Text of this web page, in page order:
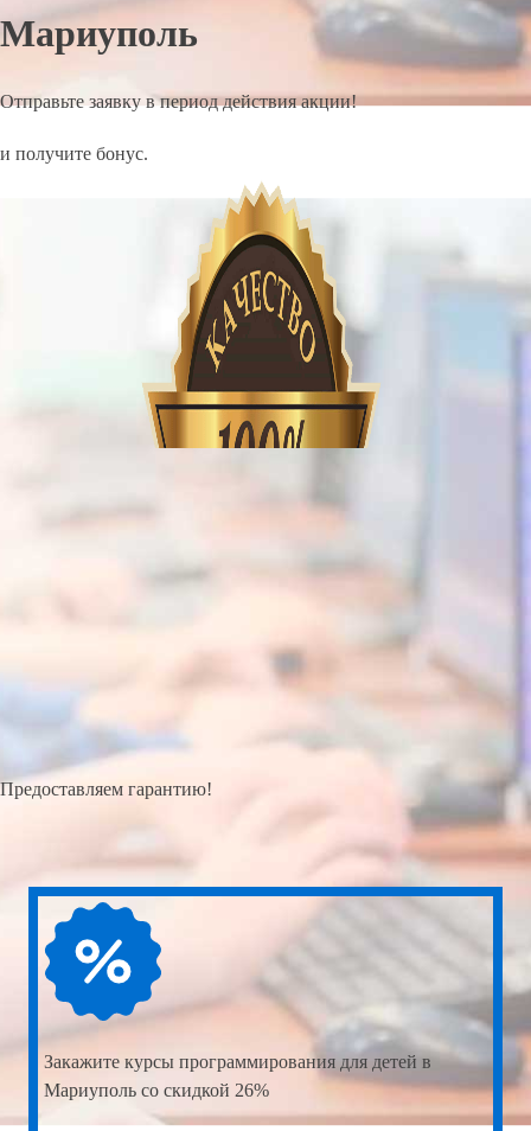
Мариуполь
Отправьте заявку в период действия акции!
и получите бонус.
Предоставляем гарантию!
Закажите курсы программирования для детей в
Мариуполь со скидкой 26%